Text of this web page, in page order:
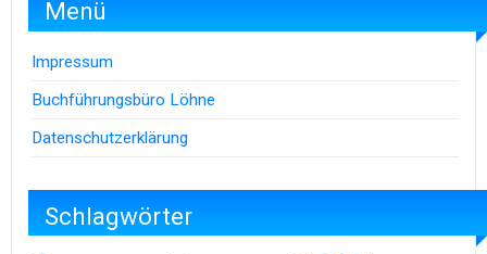
Menü
Impressum
Buchführungsbüro Löhne
Datenschutzerklärung
Schlagwörter